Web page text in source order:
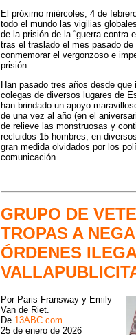
El próximo miércoles, 4 de
todo el mundo las vigilias
de la prisión de la “guerra contra
tras el traslado el mes pasado
conmemorar el vergonzoso e
prisión.
Han pasado tres años desde
colegas de diversos lugares de
han brindado un apoyo
de una vez al año (en el
de relieve las monstruosas y
recluidos 15 hombres, en
gran medida olvidados por los
comunicación.
GRUPO DE
TROPAS A
ÓRDENES
Por Paris Fransway y Emily
Van de Riet.
De 13ABC.com
25 de enero de 2026